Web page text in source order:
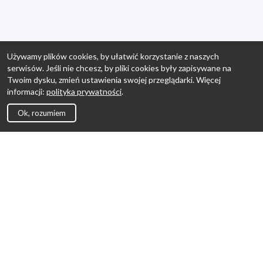
Używamy plików cookies, by ułatwić korzystanie z naszych
serwisów. Jeśli nie chcesz, by pliki cookies były zapisywane na
Twoim dysku, zmień ustawienia swojej przeglądarki. Więcej
informacji: polityka prywatności.
Ok, rozumiem